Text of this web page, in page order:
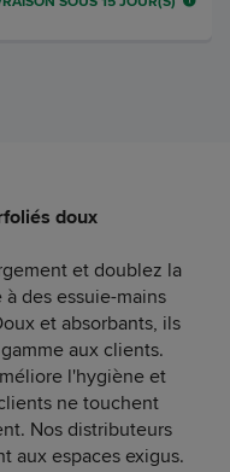
doux
et doublez la
des essuie-mains
et absorbants, ils
aux clients.
l'hygiène et
ne touchent
Nos distributeurs
aux espaces exigus.